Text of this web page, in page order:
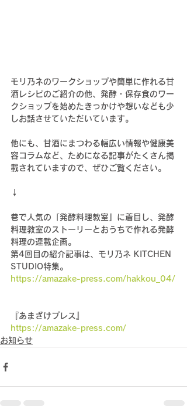
モリ乃ネのワークショップや簡単に作れる甘
酒レシピのご紹介の他、発酵・保存食のワー
クショップを始めたきっかけや想いなども少
しお話させていただいています。
他にも、甘酒にまつわる幅広い情報や健康美
容コラムなど、ためになる記事がたくさん掲
載されていますので、ぜひご覧ください。
↓
巷で人気の「発酵料理教室
に着目し、発酵
料理教室のストーリーとおうちで作れる発酵
料理の連載企画。
第4回目の紹介記事は、モリ乃ネ KITCHEN
STUDIO特集。
https://amazake-press.com/hakkou_04/
『あまざけプレス』
https://amazake-press.com/
お知らせ